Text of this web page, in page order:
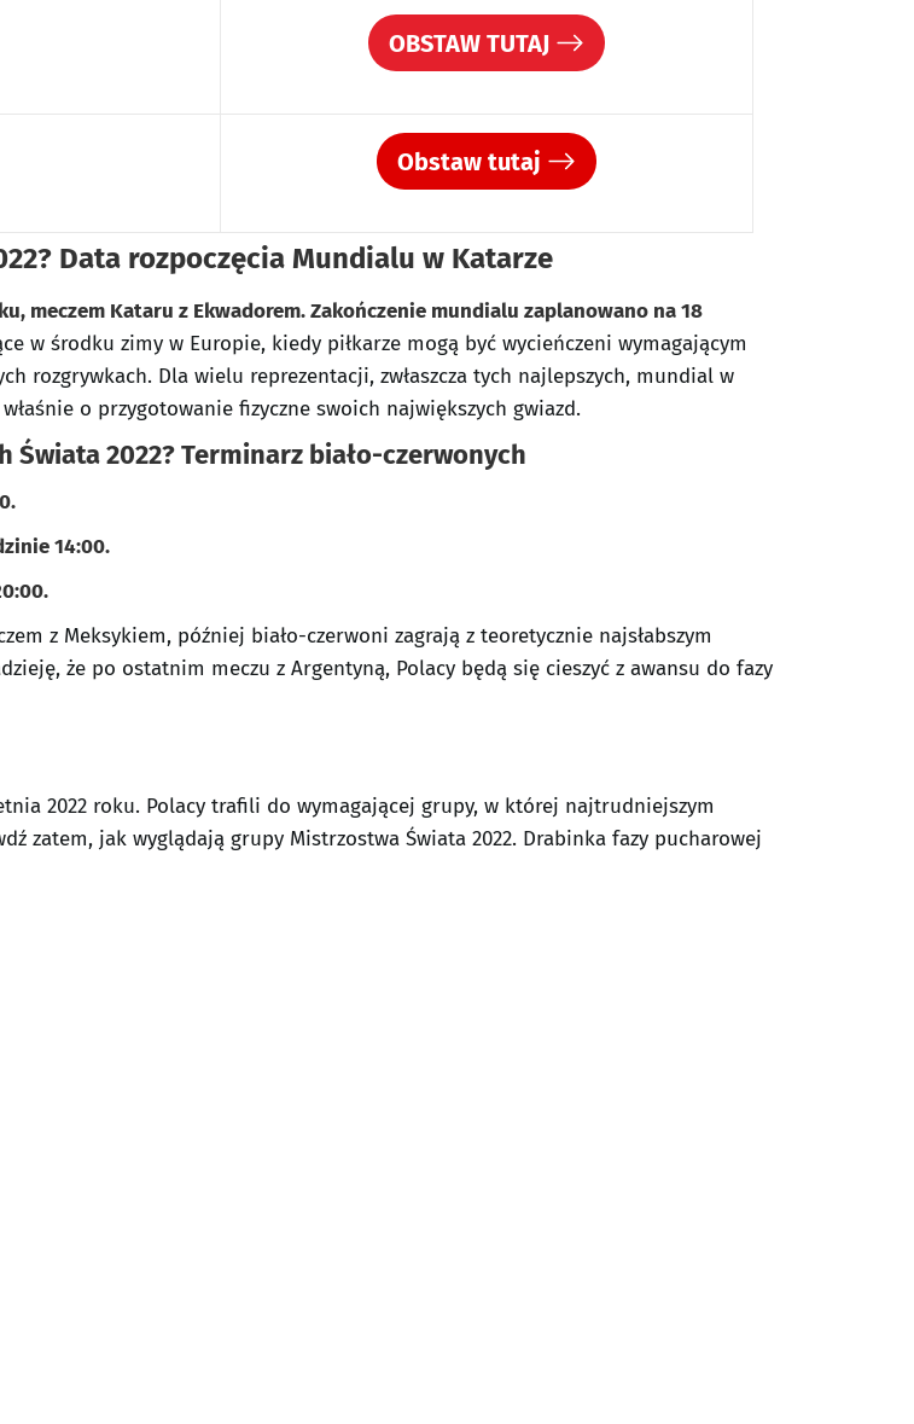
OBSTAW TUTAJ
Obstaw tutaj
Data rozpoczęcia Mundialu w Katarze
meczem Kataru z Ekwadorem. Zakończenie mundialu zaplanowano na 18
w środku zimy w Europie, kiedy piłkarze mogą być wycieńczeni wymagającym
rozgrywkach. Dla wielu reprezentacji, zwłaszcza tych najlepszych, mundial w
o przygotowanie fizyczne swoich największych gwiazd.
2022? Terminarz biało-czerwonych
14:00.
z Meksykiem, później biało-czerwoni zagrają z teoretycznie najsłabszym
że po ostatnim meczu z Argentyną, Polacy będą się cieszyć z awansu do fazy
2022 roku. Polacy trafili do wymagającej grupy, w której najtrudniejszym
zatem, jak wyglądają grupy Mistrzostwa Świata 2022. Drabinka fazy pucharowej